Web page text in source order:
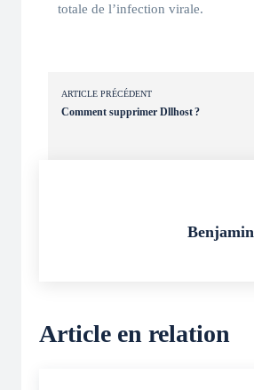
totale de l’infection virale.
ARTICLE PRÉCÉDENT
Comment supprimer Dllhost ?
Benjamin
Article en relation